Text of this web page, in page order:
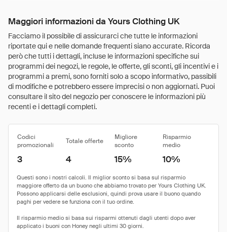
Maggiori informazioni da Yours Clothing UK
Facciamo il possibile di assicurarci che tutte le informazioni
riportate qui e nelle domande frequenti siano accurate. Ricorda
però che tutti i dettagli, incluse le informazioni specifiche sui
programmi dei negozi, le regole, le offerte, gli sconti, gli incentivi e i
programmi a premi, sono forniti solo a scopo informativo, passibili
di modifiche e potrebbero essere imprecisi o non aggiornati. Puoi
consultare il sito del negozio per conoscere le informazioni più
recenti e i dettagli completi.
Codici
promozionali
Totale offerte
Migliore
sconto
Risparmio
medio
3 4 15% 10%